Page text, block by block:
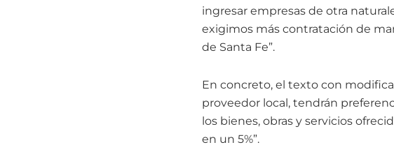
ingresar empresas de otra
exigimos más contratación de
de Santa Fe”.
En concreto, el texto con
proveedor local, tendrán
los bienes, obras y servicios
en un 5%”.